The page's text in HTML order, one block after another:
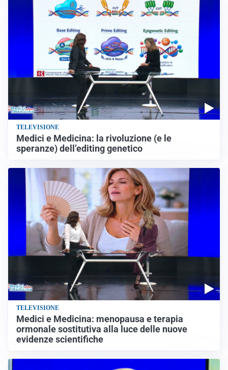
TELEVISIONE
Medici e Medicina: la rivoluzione (e le
speranze) dell’editing genetico
TELEVISIONE
Medici e Medicina: menopausa e terapia
ormonale sostitutiva alla luce delle nuove
evidenze scientifiche